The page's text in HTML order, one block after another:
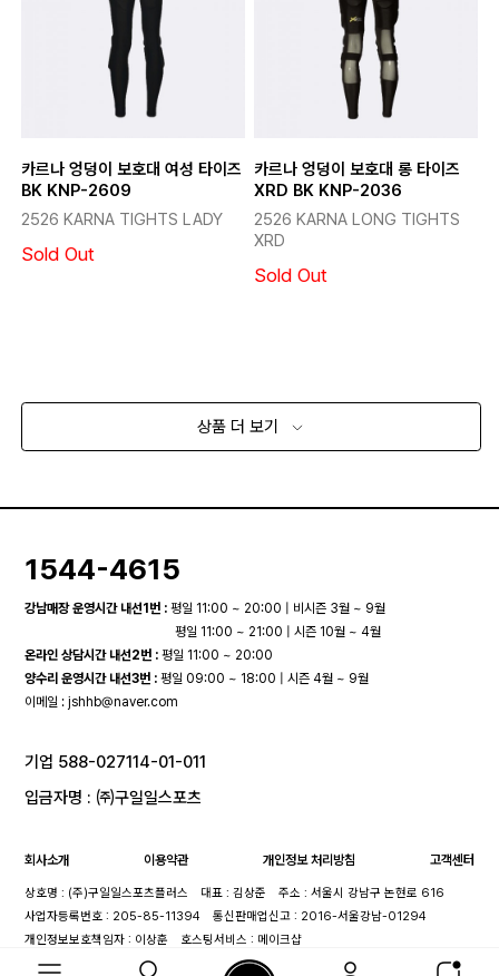
카르나 엉덩이 보호대 여성 타이즈
BK KNP-2609
2526 KARNA TIGHTS LADY
Sold Out
카르나 엉덩이 보호대 롱 타이즈
XRD BK KNP-2036
2526 KARNA LONG TIGHTS
XRD
Sold Out
상품 더 보기
1544-4615
강남매장 운영시간 내선1번 : 평일 11:00 ~ 20:00 | 비시즌 3월 ~ 9월
평일 11:00 ~ 21:00 | 시즌 10월 ~ 4월
온라인 상담시간 내선2번 : 평일 11:00 ~ 20:00
양수리 운영시간 내선3번 : 평일 09:00 ~ 18:00 | 시즌 4월 ~ 9월
이메일 :jshhb@naver.com
기업 588-027114-01-011
입금자명 : ㈜구일일스포츠
회사소개 이용약관 개인정보 처리방침 고객센터
상호명 : (주)구일일스포츠플러스 대표 : 김상준
주소 : 서울시 강남구 논현로 616
사업자등록번호 : 205-85-11394
통신판매업신고 : 2016-서울강남-01294
개인정보보호책임자 : 이상훈
호스팅서비스 : 메이크샵